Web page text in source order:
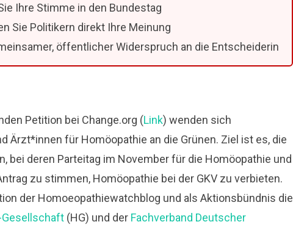
Ihre Stimme in den Bundestag
Sie Politikern direkt Ihre Meinung
öffentlicher Widerspruch an die Entscheiderin
Petition bei Change.org (Link) wenden sich
Ärzt*innen für Homöopathie an die Grünen. Ziel ist es, die
bei deren Parteitag im November für die Homöopathie und
zu stimmen, Homöopathie bei der GKV zu verbieten.
der Homoeopathiewatchblog und als Aktionsbündnis die
(HG) und der Fachverband Deutscher